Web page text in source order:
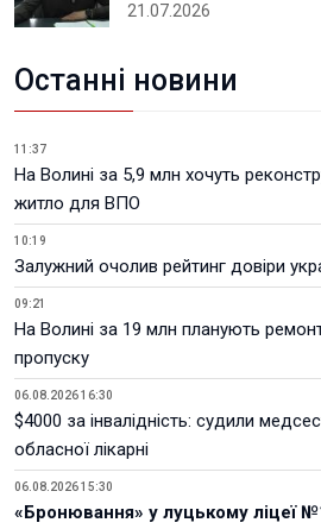
21.07.2026
Останні новини
11:37
На Волині за 5,9 млн хочуть
житло для ВПО
10:19
Залужний очолив рейтинг довіри
09:21
На Волині за 19 млн планують
пропуску
06.08.2026 16:30
$4000 за інвалідність: судили
обласної лікарні
06.08.2026 15:30
«Бронювання» у луцькому ліцеї